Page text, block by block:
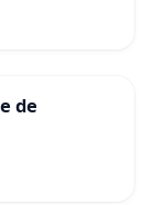
de